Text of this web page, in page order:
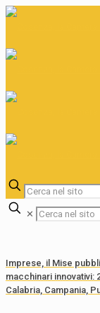
✕
Imprese, il Mise
macchinari innovativi:
Calabria, Campania,